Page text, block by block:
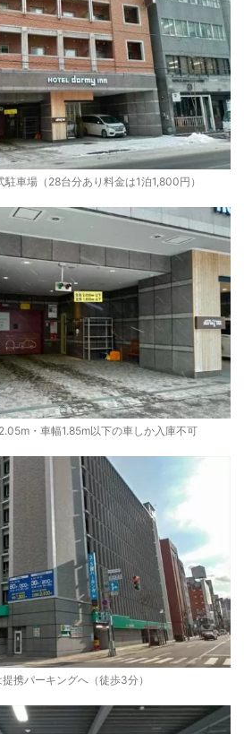
車場（28台分あり料金は1泊1,800円）
・車幅1.85m以下の車しか入庫不可
携パーキングへ（徒歩3分）